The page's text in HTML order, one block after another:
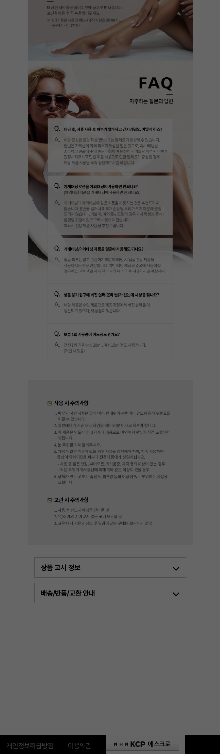
상품 고시 정보
배송/반품/교환 안내
개인정보취급방침 이용약관